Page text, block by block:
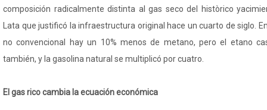
composición radicalmente distinta al gas seco del històrico
Lata que justificó la infraestructura original hace un cuarto de siglo.
no convencional hay un 10% menos de metano, pero el etano
también, y la gasolina natural se multiplicó por cuatro.
El gas rico cambia la ecuación económica